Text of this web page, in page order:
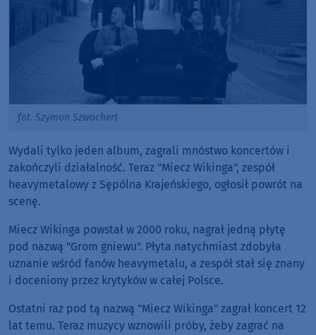
fot. Szymon Szwochert
Wydali tylko jeden album, zagrali mnóstwo koncertów i
zakończyli działalność. Teraz "Miecz Wikinga", zespół
heavymetalowy z Sępólna Krajeńskiego, ogłosił powrót na
scenę.
Miecz Wikinga powstał w 2000 roku, nagrał jedną płytę
pod nazwą "Grom gniewu". Płyta natychmiast zdobyła
uznanie wśród fanów heavymetalu, a zespół stał się znany
i doceniony przez krytyków w całej Polsce.
Ostatni raz pod tą nazwą "Miecz Wikinga" zagrał koncert 12
lat temu. Teraz muzycy wznowili próby, żeby zagrać na